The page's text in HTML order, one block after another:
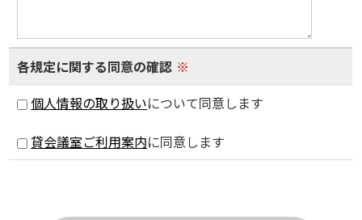
各規定に関する同意の確認 ※
個人情報の取り扱いについて同意します
貸会議室ご利用案内に同意します